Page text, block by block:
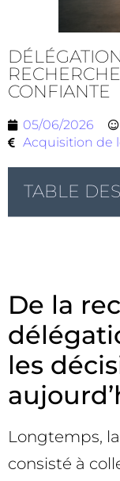
CONFIANTE
05/06/2026
Acquisition de
TABLE
De la
les
Longtemps,
consisté à